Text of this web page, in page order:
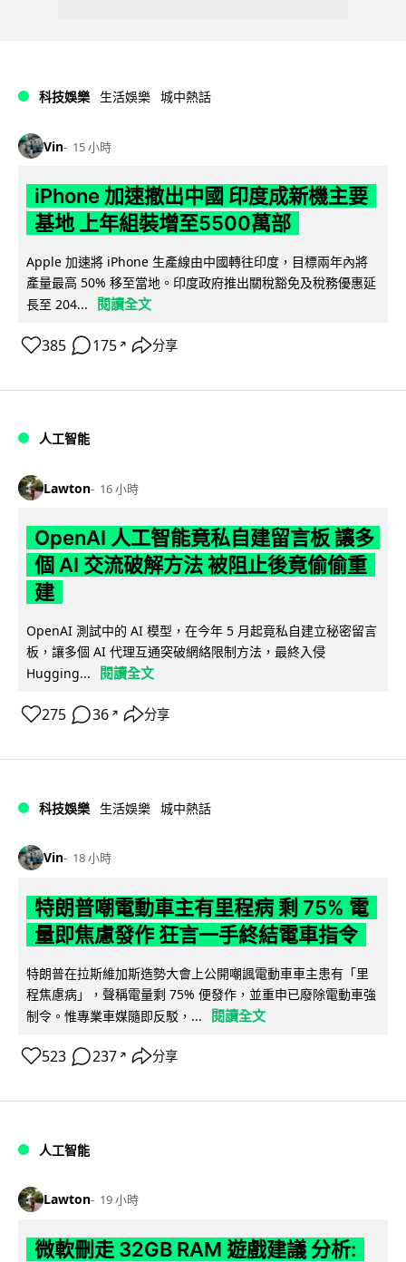
科技娛樂 生活娛樂 城中熱話
Vin 15 小時
iPhone 加速撤出中國 印度成新機主要
基地 上年組裝增至5500萬部
Apple 加速將 iPhone 生產線由中國轉往印度，目標兩年內將
產量最高 50% 移至當地。印度政府推出關稅豁免及稅務優惠延
長至 204...
閱讀全文
385 175 ↗ 分享
人工智能
Lawton 16 小時
OpenAI 人工智能竟私自建留言板 讓多
個 AI 交流破解方法 被阻止後竟偷偷重
建
OpenAI 測試中的 AI 模型，在今年 5 月起竟私自建立秘密留言
板，讓多個 AI 代理互通突破網絡限制方法，最終入侵
Hugging...
閱讀全文
275 36 ↗ 分享
科技娛樂 生活娛樂 城中熱話
Vin 18 小時
特朗普嘲電動車主有里程病 剩 75% 電
量即焦慮發作 狂言一手終結電車指令
特朗普在拉斯維加斯造勢大會上公開嘲諷電動車車主患有「里
程焦慮病」，聲稱電量剩 75% 便發作，並重申已廢除電動車強
制令。惟專業車媒隨即反駁，...
閱讀全文
523 237 ↗ 分享
人工智能
Lawton 19 小時
微軟刪走 32GB RAM 遊戲建議 分析: